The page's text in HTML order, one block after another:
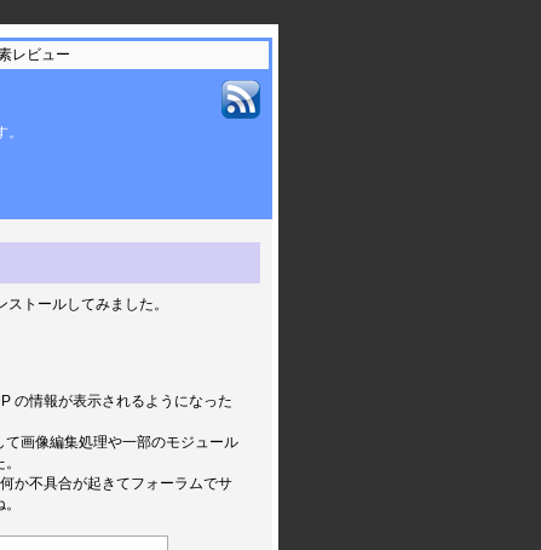
レビュー
トールしてみました。
の情報が表示されるようになった
画像編集処理や一部のモジュール
か不具合が起きてフォーラムでサ